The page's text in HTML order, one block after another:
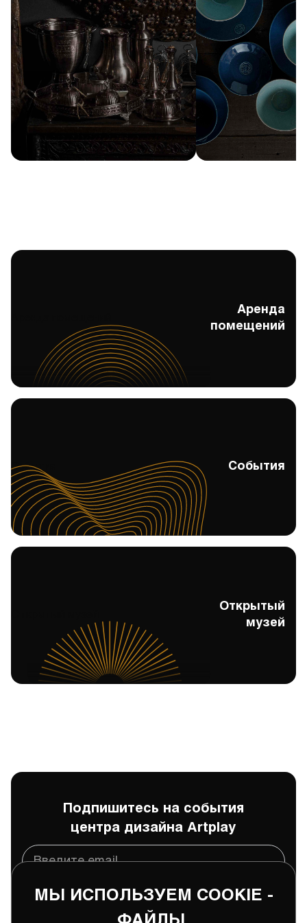
Аренда
помещений
События События
Открытый
музей
Подпишитесь на события
центра дизайна Artplay
МЫ ИСПОЛЬЗУЕМ COOKIE -